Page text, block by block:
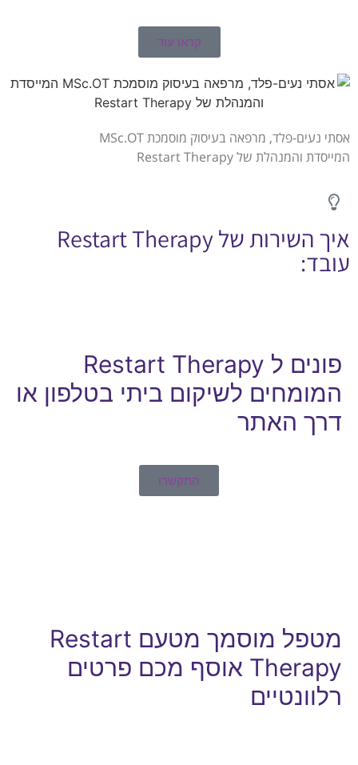
קראו עוד
אסתי נעים-פלד, מרפאה בעיסוק מוסמכת MSc.OT
המייסדת והמנהלת של Restart Therapy
איך השירות של Restart Therapy
עובד:
פונים ל Restart Therapy
המומחים לשיקום ביתי בטלפון או
דרך האתר
התקשרו
מטפל מוסמך מטעם Restart
Therapy אוסף מכם פרטים
רלוונטיים